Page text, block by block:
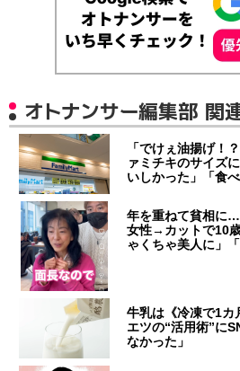
オトナンサー編集部 関
「でけぇ油揚げ！
ァミチキのサイズ
いしかった」「食
年を重ねて貧相に
女性→カットで10
ゃくちゃ美人に」
牛乳は《冷凍で1
エツの“活用術”に
なかった」